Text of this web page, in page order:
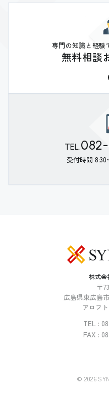
TEL.
受付時間
専門の知識と経験
無料相談
株式会
〒
広島県東広島
アロフ
TEL :
FAX :
© 2026